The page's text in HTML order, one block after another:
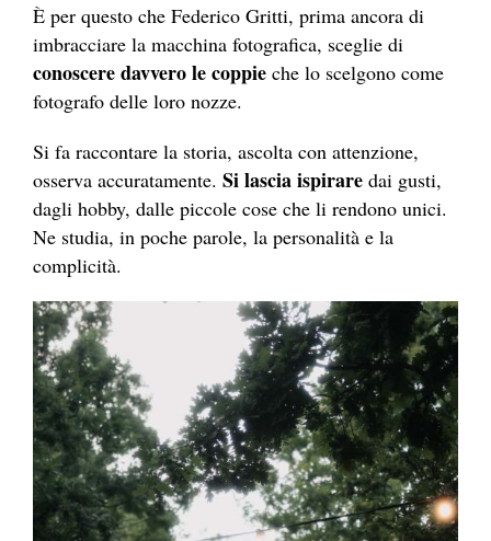
È per questo che Federico Gritti, prima ancora di
imbracciare la macchina fotografica, sceglie di
conoscere davvero le coppie che lo scelgono come
fotografo delle loro nozze.
Si fa raccontare la storia, ascolta con attenzione,
osserva accuratamente. Si lascia ispirare dai gusti,
dagli hobby, dalle piccole cose che li rendono unici.
Ne studia, in poche parole, la personalità e la
complicità.